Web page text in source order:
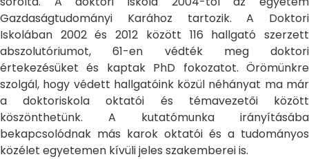
Gazdaságtudományi Karához tartozik. A Doktori
Iskolában 2002 és 2012 között 116 hallgató szerzett
abszolutóriumot, 61-en védték meg doktori
értekezésüket és kaptak PhD fokozatot. Örömünkre
szolgál, hogy védett hallgatóink közül néhányat ma már
a doktoriskola oktatói és témavezetői között
köszönthetünk. A kutatómunka irányításába
bekapcsolódnak más karok oktatói és a tudományos
közélet egyetemen kívüli jeles szakemberei is.